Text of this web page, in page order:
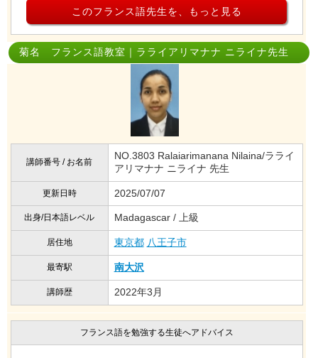
このフランス語先生を、もっと見る
菊名 フランス語教室｜ラライアリマナナ ニライナ先生
講師番号 / お名前
NO.3803 Ralaiarimanana Nilaina/ラライ
アリマナナ ニライナ 先生
更新日時 2025/07/07
出身/日本語レベル Madagascar / 上級
居住地 東京都 八王子市
最寄駅 南大沢
講師歴 2022年3月
フランス語を勉強する生徒へアドバイス